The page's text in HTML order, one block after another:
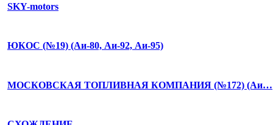
SKY-motors
ЮКОС (№19) (Аи-80, Аи-92, Аи-95)
МОСКОВСКАЯ ТОПЛИВНАЯ КОМПАНИЯ (№172) (Аи…